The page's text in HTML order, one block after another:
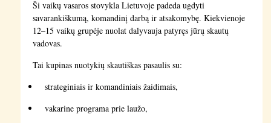
Ši vaikų vasaros stovykla Lietuvoje padeda ugdyti
savarankiškumą, komandinį darbą ir atsakomybę. Kiekvienoje
12–15 vaikų grupėje nuolat dalyvauja patyręs jūrų skautų
vadovas.
Tai kupinas nuotykių skautiškas pasaulis su:
strateginiais ir komandiniais žaidimais,
vakarine programa prie laužo,